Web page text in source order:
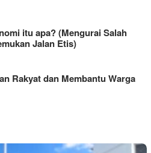
itu apa? (Mengurai Salah
Jalan Etis)
Rakyat dan Membantu Warga